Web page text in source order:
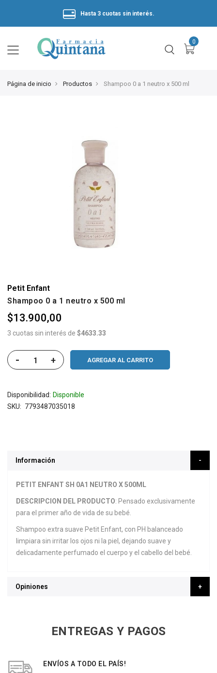
Hasta 3 cuotas sin interés.
Página de inicio Productos Shampoo 0 a 1 neutro x 500 ml
Petit Enfant
Shampoo 0 a 1 neutro x 500 ml
$13.900,00
3 cuotas sin interés de $4633.33
- + AGREGAR AL CARRITO
Disponibilidad: Disponible
SKU
7793487035018
Información
PETIT ENFANT SH 0A1 NEUTRO X 500ML
DESCRIPCION DEL PRODUCTO: Pensado exclusivamente
para el primer año de vida de su bebé.
Shampoo extra suave Petit Enfant, con PH balanceado
limpiara sin irritar los ojos ni la piel, dejando suave y
delicadamente perfumado el cuerpo y el cabello del bebé.
Opiniones
ENTREGAS Y PAGOS
ENVÍOS A TODO EL PAÍS!